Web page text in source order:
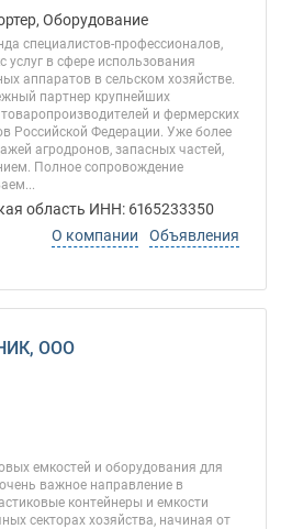
Оборудование
специалистов-профессионалов,
в сфере использования
аппаратов в сельском хозяйстве.
партнер крупнейших
и фермерских
Российской Федерации. Уже более
агродронов, запасных частей,
Полное сопровождение
область ИНН: 6165233350
О компании
Объявления
ООО
емкостей и оборудования для
важное направление в
контейнеры и емкости
секторах хозяйства, начиная от